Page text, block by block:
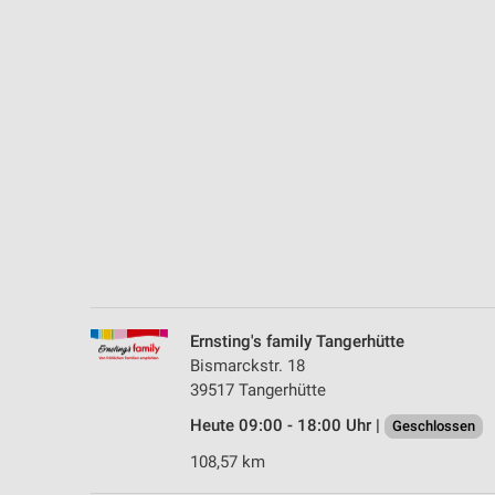
Ernsting's family Tangerhütte
Bismarckstr. 18
39517 Tangerhütte
Heute 09:00 - 18:00 Uhr |
Geschlossen
108,57 km
Notwendig